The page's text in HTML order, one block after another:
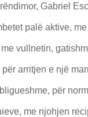
Gabriel
palë aktive,
vullnetin,
arritjen e një
për
me njohjen